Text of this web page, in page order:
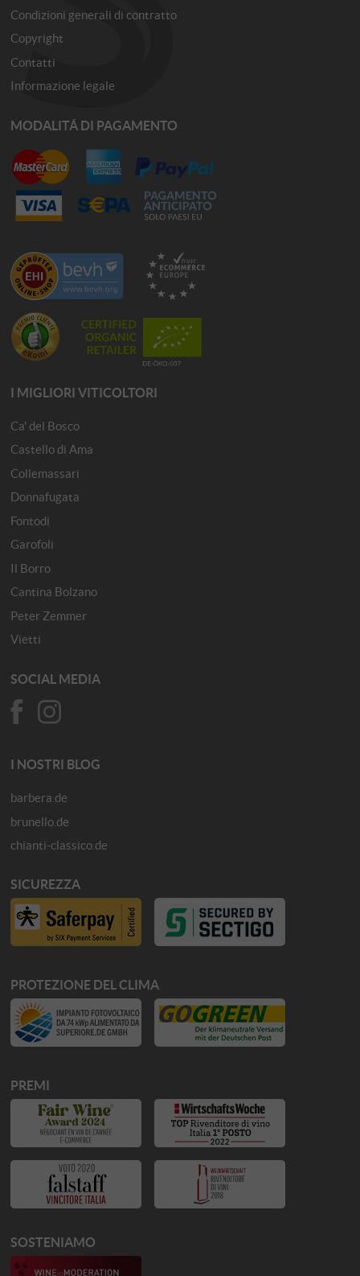
Condizioni generali di contratto
Copyright
Contatti
Informazione legale
MODALITÁ DI PAGAMENTO
I MIGLIORI VITICOLTORI
Ca' del Bosco
Castello di Ama
Collemassari
Donnafugata
Fontodi
Garofoli
Il Borro
Cantina Bolzano
Peter Zemmer
Vietti
SOCIAL MEDIA
I NOSTRI BLOG
barbera.de
brunello.de
chianti-classico.de
SICUREZZA
PROTEZIONE DEL CLIMA
PREMI
SOSTENIAMO